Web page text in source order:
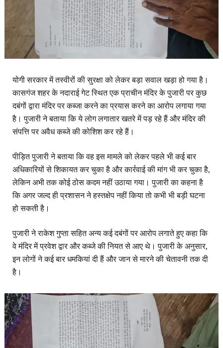
योगी सरकार में तस्वीरों की सुरक्षा को लेकर बड़ा सवाल खड़ा हो गया है।
कासगंज शहर के नदाराई गेट स्थित एक प्राचीन मंदिर के पुजारी पर कुछ
दबंगों द्वारा मंदिर पर कब्जा करने का प्रयास करने का आरोप लगाया गया
है। पुजारी ने बताया कि ये लोग लगातार खतरे में पड़ रहे हैं और मंदिर की
संपत्ति पर अवैध कब्जे की कोशिश कर रहे हैं।
पीड़ित पुजारी ने बताया कि वह इस मामले को लेकर पहले भी कई बार
अधिकारियों से शिकायत कर चुका है और कार्रवाई की मांग भी कर चुका है,
लेकिन अभी तक कोई ठोस कदम नहीं उठाया गया। पुजारी का कहना है
कि अगर जल्द ही प्रशासन ने हस्तक्षेप नहीं किया तो कभी भी बड़ी घटना
हो सकती है।
पुजारी ने राकेश गुप्ता सहित अन्य कई दबंगों पर आरोप लगाते हुए कहा कि
वे मंदिर में प्रवेश द्वार और कब्जे की नियत से आए थे। पुजारी के अनुसार,
इन लोगों ने कई बार धमकियां दी हैं और जान से मारने की चेतावनी तक दी
है।